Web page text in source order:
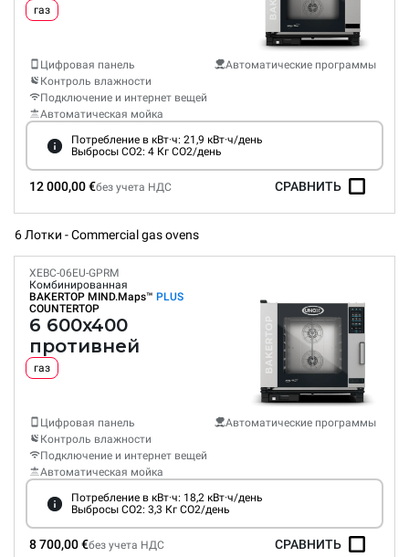
газ
Цифровая панель
Контроль влажности
Подключение и интернет вещей
Автоматическая мойка
Автоматические программы
Потребление в кВт·ч: 21,9 кВт·ч/день
Выбросы CO2: 4 Кг CO2/день
12 000,00 €без учета НДС СРАВНИТЬ
6 Лотки - Commercial gas ovens
XEBC-06EU-GPRM
Комбинированная
BAKERTOP MIND.Maps™ PLUS
COUNTERTOP
6 600x400
противней
газ
Цифровая панель
Контроль влажности
Подключение и интернет вещей
Автоматическая мойка
Автоматические программы
Потребление в кВт·ч: 18,2 кВт·ч/день
Выбросы CO2: 3,3 Кг CO2/день
8 700,00 €без учета НДС СРАВНИТЬ